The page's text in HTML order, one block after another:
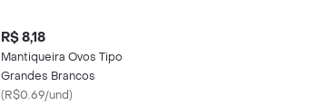
R$ 8,18
Mantiqueira Ovos Tipo
Grandes Brancos
(R$0.69/und)